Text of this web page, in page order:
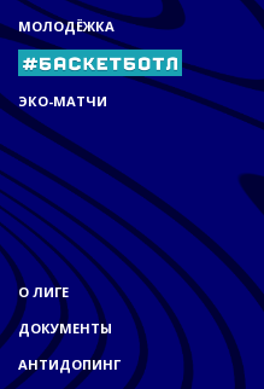
МОЛОДЁЖКА
ЭКО-МАТЧИ
О ЛИГЕ
ДОКУМЕНТЫ
АНТИДОПИНГ